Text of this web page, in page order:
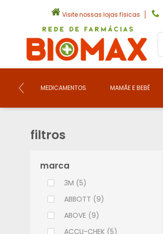
Visite nossas lojas físicas
MEDICAMENTOS MAMÃE E BEBÊ
filtros
marca
3M (5)
ABBOTT (9)
ABOVE (9)
ACCU-CHEK (5)